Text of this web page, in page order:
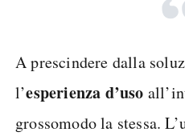
A prescindere dalla
l’esperienza d’uso
grossomodo la stessa.